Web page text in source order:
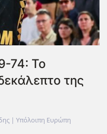
74: Το
της
| Υπόλοιπη Ευρώπη